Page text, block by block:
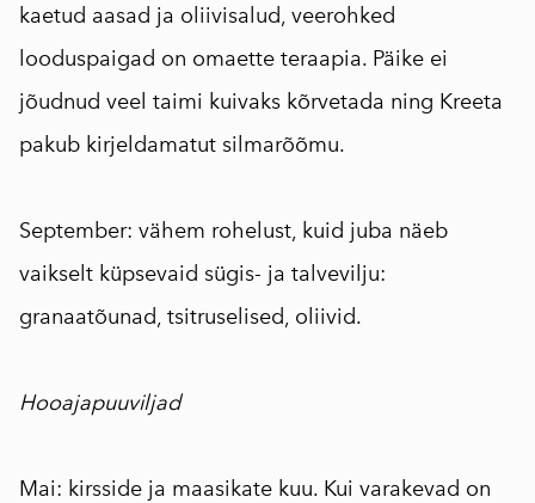
kaetud aasad ja oliivisalud, veerohked
looduspaigad on omaette teraapia. Päike ei
jõudnud veel taimi kuivaks kõrvetada ning Kreeta
pakub kirjeldamatut silmarõõmu.
September: vähem rohelust, kuid juba näeb
vaikselt küpsevaid sügis- ja talvevilju:
granaatõunad, tsitruselised, oliivid.
Hooajapuuviljad
Mai: kirsside ja maasikate kuu. Kui varakevad on